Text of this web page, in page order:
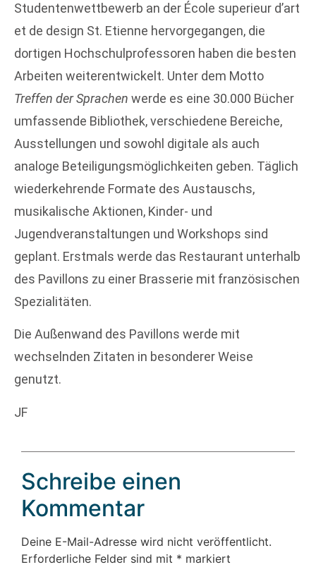
Studentenwettbewerb an der École superieur d’art
et de design St. Etienne hervorgegangen, die
dortigen Hochschulprofessoren haben die besten
Arbeiten weiterentwickelt. Unter dem Motto
Treffen der Sprachen werde es eine 30.000 Bücher
umfassende Bibliothek, verschiedene Bereiche,
Ausstellungen und sowohl digitale als auch
analoge Beteiligungsmöglichkeiten geben. Täglich
wiederkehrende Formate des Austauschs,
musikalische Aktionen, Kinder- und
Jugendveranstaltungen und Workshops sind
geplant. Erstmals werde das Restaurant unterhalb
des Pavillons zu einer Brasserie mit französischen
Spezialitäten.
Die Außenwand des Pavillons werde mit
wechselnden Zitaten in besonderer Weise
genutzt.
JF
Schreibe einen
Kommentar
Deine E-Mail-Adresse wird nicht veröffentlicht.
Erforderliche Felder sind mit * markiert